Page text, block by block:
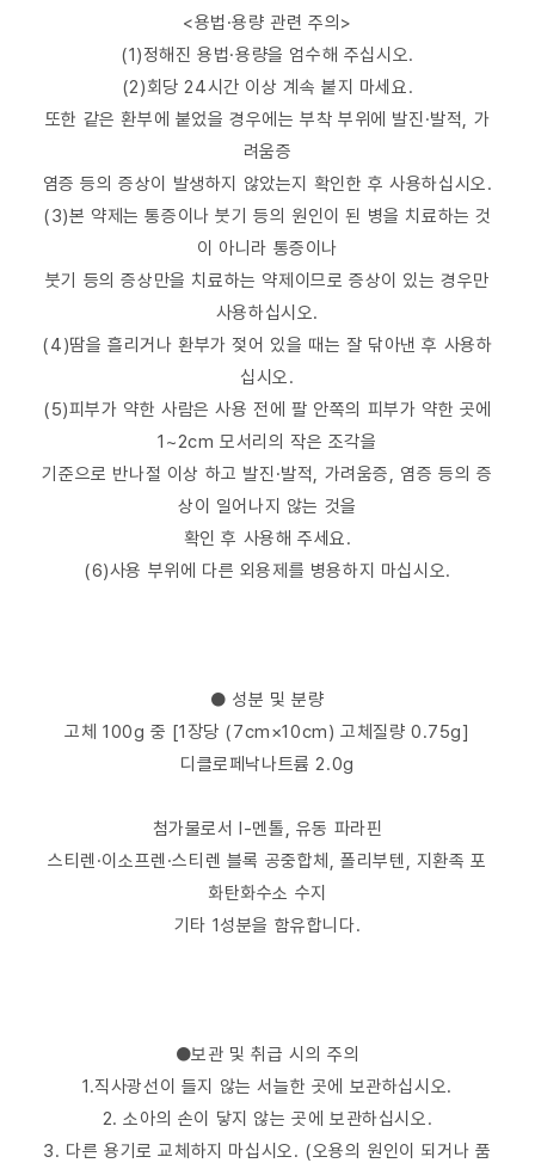
<용법·용량 관련 주의>
(1)정해진 용법·용량을 엄수해 주십시오.
(2)회당 24시간 이상 계속 붙지 마세요.
또한 같은 환부에 붙었을 경우에는 부착 부위에 발진·발적, 가
려움증
염증 등의 증상이 발생하지 않았는지 확인한 후 사용하십시오.
(3)본 약제는 통증이나 붓기 등의 원인이 된 병을 치료하는 것
이 아니라 통증이나
붓기 등의 증상만을 치료하는 약제이므로 증상이 있는 경우만
사용하십시오.
(4)땀을 흘리거나 환부가 젖어 있을 때는 잘 닦아낸 후 사용하
십시오.
(5)피부가 약한 사람은 사용 전에 팔 안쪽의 피부가 약한 곳에
1~2cm 모서리의 작은 조각을
기준으로 반나절 이상 하고 발진·발적, 가려움증, 염증 등의 증
상이 일어나지 않는 것을
확인 후 사용해 주세요.
(6)사용 부위에 다른 외용제를 병용하지 마십시오.
● 성분 및 분량
고체 100g 중 [1장당 (7cm×10cm) 고체질량 0.75g]
디클로페낙나트륨 2.0g
첨가물로서 l-멘톨, 유동 파라핀
스티렌·이소프렌·스티렌 블록 공중합체, 폴리부텐, 지환족 포
화탄화수소 수지
기타 1성분을 함유합니다.
●보관 및 취급 시의 주의
1.직사광선이 들지 않는 서늘한 곳에 보관하십시오.
2. 소아의 손이 닿지 않는 곳에 보관하십시오.
3. 다른 용기로 교체하지 마십시오. (오용의 원인이 되거나 품